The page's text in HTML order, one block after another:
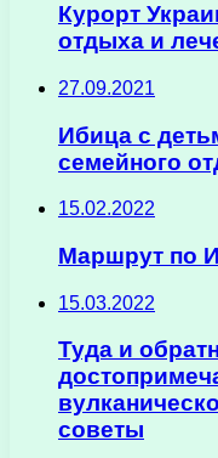
Курорт
отдыха и
27.09.2021
Ибица с
семейного
15.02.2022
Маршрут по
15.03.2022
Туда и
советы